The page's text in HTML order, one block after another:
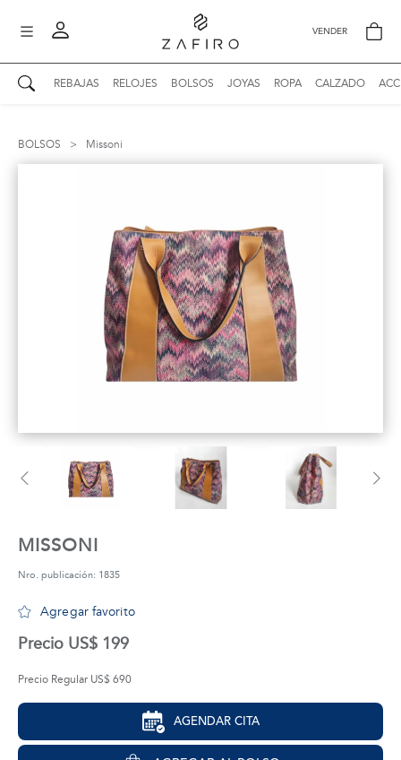
VENDER
REBAJAS RELOJES BOLSOS JOYAS ROPA CALZADO
Mis mensajes
Cerrar sesión
BOLSOS > Missoni
MISSONI
Nro. publicación: 1835
Agregar favorito
Precio US$ 199
Precio Regular US$ 690
AGENDAR CITA